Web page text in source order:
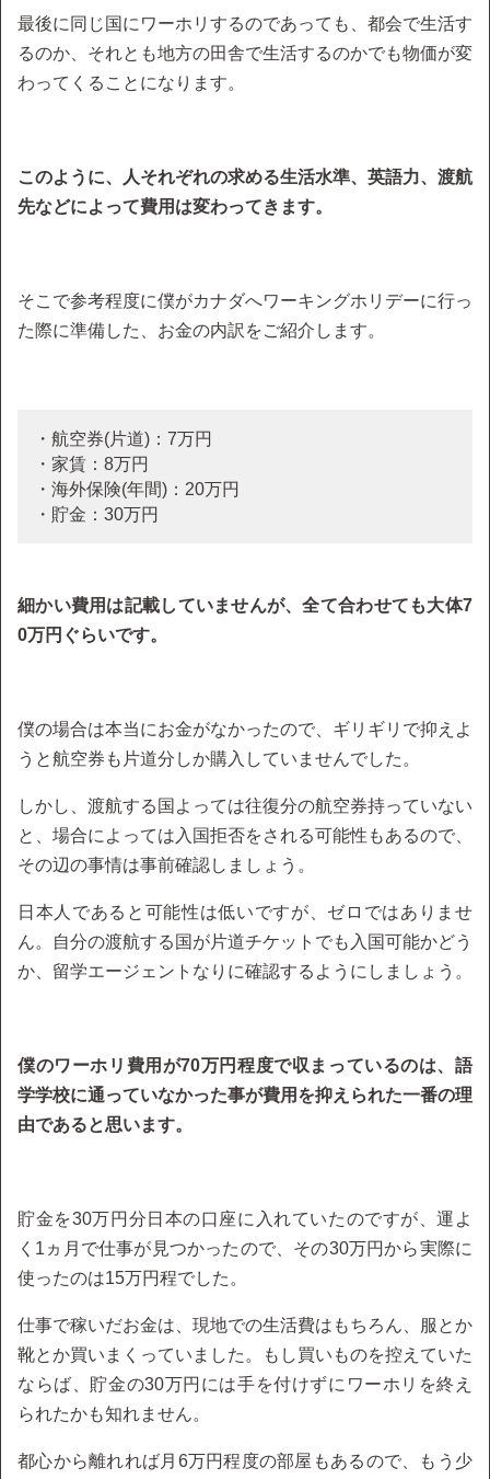
最後に同じ国にワーホリするのであっても、都会で生活す
るのか、それとも地方の田舎で生活するのかでも物価が変
わってくることになります。
このように、人それぞれの求める生活水準、英語力、渡航
先などによって費用は変わってきます。
そこで参考程度に僕がカナダへワーキングホリデーに行っ
た際に準備した、お金の内訳をご紹介します。
・航空券(片道)：7万円
・家賃：8万円
・海外保険(年間)：20万円
・貯金：30万円
細かい費用は記載していませんが、全て合わせても大体7
0万円ぐらいです。
僕の場合は本当にお金がなかったので、ギリギリで抑えよ
うと航空券も片道分しか購入していませんでした。
しかし、渡航する国よっては往復分の航空券持っていない
と、場合によっては入国拒否をされる可能性もあるので、
その辺の事情は事前確認しましょう。
日本人であると可能性は低いですが、ゼロではありませ
ん。自分の渡航する国が片道チケットでも入国可能かどう
か、留学エージェントなりに確認するようにしましょう。
僕のワーホリ費用が70万円程度で収まっているのは、語
学学校に通っていなかった事が費用を抑えられた一番の理
由であると思います。
貯金を30万円分日本の口座に入れていたのですが、運よ
く1ヵ月で仕事が見つかったので、その30万円から実際に
使ったのは15万円程でした。
仕事で稼いだお金は、現地での生活費はもちろん、服とか
靴とか買いまくっていました。もし買いものを控えていた
ならば、貯金の30万円には手を付けずにワーホリを終え
られたかも知れません。
都心から離れれば月6万円程度の部屋もあるので、もう少